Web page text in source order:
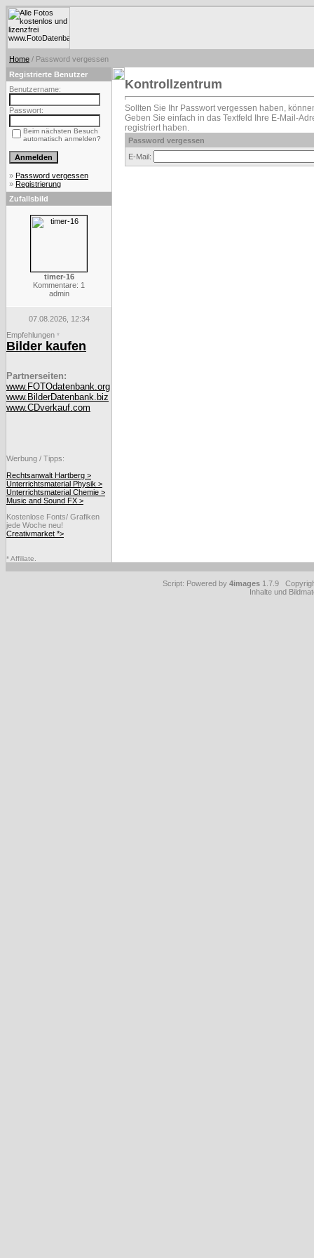
Home / Password vergessen
Registrierte Benutzer
Benutzername:
Passwort:
Beim nächsten Besuch
automatisch anmelden?
» Password vergessen
» Registrierung
Zufallsbild
timer-16
Kommentare: 1
admin
07.08.2026, 12:34
Empfehlungen *
Bilder kaufen
Partnerseiten:
www.FOTOdatenbank.org
www.BilderDatenbank.biz
www.CDverkauf.com
Werbung / Tipps:
Rechtsanwalt Hartberg >
Unterrichtsmaterial Physik >
Unterrichtsmaterial Chemie >
Music and Sound FX >
Kostenlose Fonts/ Grafiken
jede Woche neu!
Creativmarket *>
* Affiliate.
Kontrollzentrum
Sollten Sie Ihr Passwort vergessen haben,
Geben Sie einfach in das Textfeld Ihre E-Mail-
registriert haben.
Password vergessen
E-Mail:
Script: Powered by 4images 1.7.9
Inhalte und